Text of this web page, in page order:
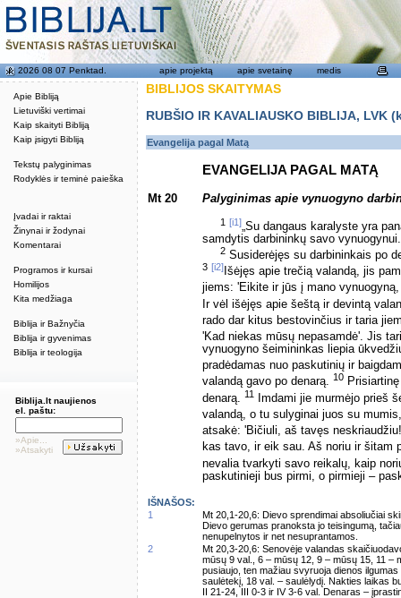
Apie Bibliją
Lietuviški vertimai
Kaip skaityti Bibliją
Kaip įsigyti Bibliją
Tekstų palyginimas
Rodyklės ir teminė paieška
Įvadai ir raktai
Žinynai ir žodynai
Komentarai
Programos ir kursai
Homilijos
Kita medžiaga
Biblija ir Bažnyčia
Biblija ir gyvenimas
Biblija ir teologija
2026 08 07 Penktad. apie projektą apie svetainę medis
Biblija.lt naujienos
el. paštu:
»Apie...
»Atsakyti
BIBLIJOS SKAITYMAS
RUBŠIO IR KAVALIAUSKO BIBLIJA,
Evangelija pagal Matą
EVANGELIJA PAGAL MATĄ
Mt 20 Palyginimas apie vynuogyno
1 [i1]„Su dangaus karalyste yra
samdytis darbininkų savo vynuogynui.
2 Susiderėjęs su darbininkais po
3 [i2] Išėjęs apie trečią valandą, jis
jiems: 'Eikite ir jūs į mano
Ir vėl išėjęs apie šeštą ir devintą
rado dar kitus bestovinčius ir taria
'Kad niekas mūsų nepasamdė'. Jis
vynuogyno šeimininkas liepia
pradėdamas nuo paskutinių ir
valandą gavo po denarą. 10
denarą. 11
Imdami jie murmėjo prieš
valandą, o tu sulyginai juos su
atsakė: 'Bičiuli, aš tavęs
kas tavo, ir eik sau. Aš noriu ir
nevalia tvarkyti savo reikalų, kaip
paskutinieji bus pirmi, o pirmieji –
IŠNAŠOS:
1
Mt 20,1-20,6: Dievo sprendimai absoliučiai
Dievo gerumas pranoksta jo teisingumą,
nenupelnytos ir net nesuprantamos.
2
Mt 20,3-20,6: Senovėje valandas
mūsų 9 val., 6 – mūsų 12, 9 – mūsų 15, 11 –
pusiaujo, ten mažiau svyruoja dienos
saulėtekį, 18 val. – saulėlydį. Nakties laikas
II 21-24, III 0-3 ir IV 3-6 val. Denaras –